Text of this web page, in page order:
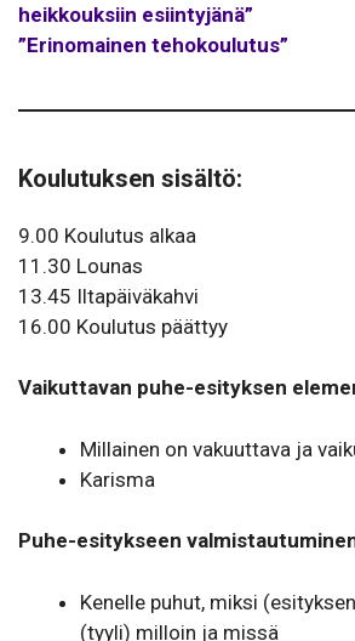
heikkouksiin esiintyjänä”
”Erinomainen tehokoulutus”
Koulutuksen sisältö:
9.00 Koulutus alkaa
11.30 Lounas
13.45 Iltapäiväkahvi
16.00 Koulutus päättyy
Vaikuttavan puhe-esityksen
Millainen on vakuuttava ja
Karisma
Puhe-esitykseen
Kenelle puhut, miksi
(tyyli) milloin ja missä